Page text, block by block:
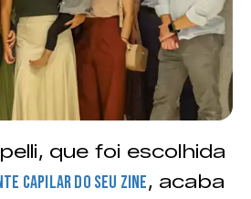
que foi escolhida
capilar do Seu Zine, acaba